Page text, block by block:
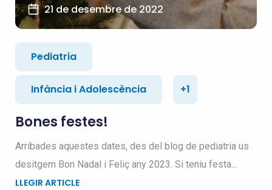
21 de desembre de 2022
Pediatria
Infància i Adolescència +1
Bones festes!
Arribades aquestes dates, des del blog de pediatria us
desitgem Bon Nadal i Feliç any 2023. Si teniu festa...
LLEGIR ARTICLE